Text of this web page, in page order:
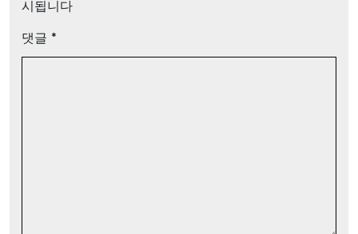
시됩니다
댓글 *